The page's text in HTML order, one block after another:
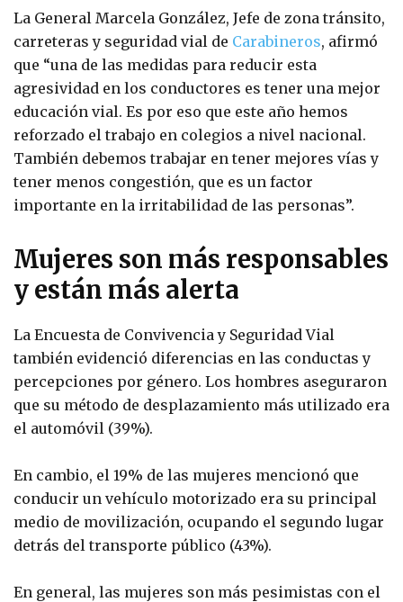
La General Marcela González, Jefe de zona tránsito,
carreteras y seguridad vial de Carabineros, afirmó
que “una de las medidas para reducir esta
agresividad en los conductores es tener una mejor
educación vial. Es por eso que este año hemos
reforzado el trabajo en colegios a nivel nacional.
También debemos trabajar en tener mejores vías y
tener menos congestión, que es un factor
importante en la irritabilidad de las personas”.
Mujeres son más responsables
y están más alerta
La Encuesta de Convivencia y Seguridad Vial
también evidenció diferencias en las conductas y
percepciones por género. Los hombres aseguraron
que su método de desplazamiento más utilizado era
el automóvil (39%).
En cambio, el 19% de las mujeres mencionó que
conducir un vehículo motorizado era su principal
medio de movilización, ocupando el segundo lugar
detrás del transporte público (43%).
En general, las mujeres son más pesimistas con el